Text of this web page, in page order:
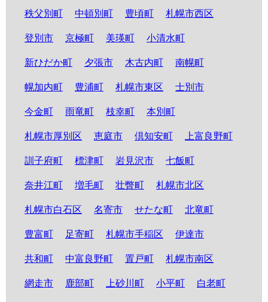
秩父別町 中頓別町 豊頃町 札幌市西区
登別市 京極町 美瑛町 小清水町
新ひだか町 夕張市 木古内町 南幌町
幌加内町 豊浦町 札幌市東区 士別市
今金町 雨竜町 枝幸町 本別町
札幌市厚別区 恵庭市 倶知安町 上富良野町
訓子府町 標津町 岩見沢市 七飯町
奈井江町 増毛町 壮瞥町 札幌市北区
札幌市白石区 名寄市 せたな町 北竜町
豊富町 足寄町 札幌市手稲区 伊達市
共和町 中富良野町 置戸町 札幌市南区
網走市 鹿部町 上砂川町 小平町 白老町